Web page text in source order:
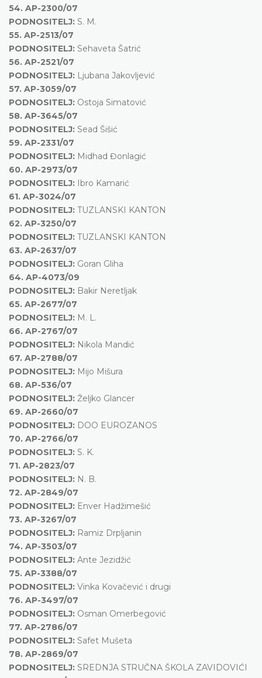
54. AP-2300/07
PODNOSITELJ: S. M.
55. AP-2513/07
PODNOSITELJ: Sehaveta Šatrić
56. AP-2521/07
PODNOSITELJ: Ljubana Jakovljević
57. AP-3059/07
PODNOSITELJ: Ostoja Simatović
58. AP-3645/07
PODNOSITELJ: Sead Šišić
59. AP-2331/07
PODNOSITELJ: Midhad Đonlagić
60. AP-2973/07
PODNOSITELJ: Ibro Kamarić
61. AP-3024/07
PODNOSITELJ: TUZLANSKI KANTON
62. AP-3250/07
PODNOSITELJ: TUZLANSKI KANTON
63. AP-2637/07
PODNOSITELJ: Goran Gliha
64. AP-4073/09
PODNOSITELJ: Bakir Neretljak
65. AP-2677/07
PODNOSITELJ: M. L.
66. AP-2767/07
PODNOSITELJ: Nikola Mandić
67. AP-2788/07
PODNOSITELJ: Mijo Mišura
68. AP-536/07
PODNOSITELJ: Željko Glancer
69. AP-2660/07
PODNOSITELJ: DOO EUROZANOS
70. AP-2766/07
PODNOSITELJ: S. K.
71. AP-2823/07
PODNOSITELJ: N. B.
72. AP-2849/07
PODNOSITELJ: Enver Hadžimešić
73. AP-3267/07
PODNOSITELJ: Ramiz Drpljanin
74. AP-3503/07
PODNOSITELJ: Ante Jezidžić
75. AP-3388/07
PODNOSITELJ: Vinka Kovačević i drugi
76. AP-3497/07
PODNOSITELJ: Osman Omerbegović
77. AP-2786/07
PODNOSITELJ: Safet Mušeta
78. AP-2869/07
PODNOSITELJ: SREDNJA STRUČNA ŠKOLA ZAVIDOVIĆI